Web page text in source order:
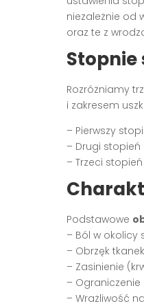
niezależnie od
oraz te z
Rozróżniamy
i zakresem
– Pierwszy
– Drugi
– Trzeci
Podstawowe
– Ból w okolicy
– Obrzęk tkanek
– Zasinienie
–
– Wrażliwość